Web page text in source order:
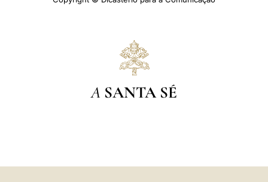
A SANTA SÉ